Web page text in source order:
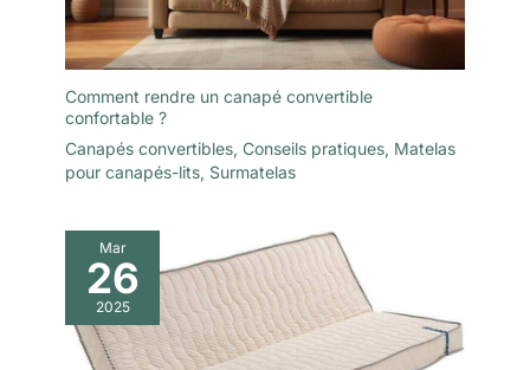
personne ou matelas
deux personnes –
adapté à tous.
Comment rendre un canapé convertible
confortable ?
Canapés convertibles, Conseils pratiques, Matelas
pour canapés-lits, Surmatelas
Mar
26
2025